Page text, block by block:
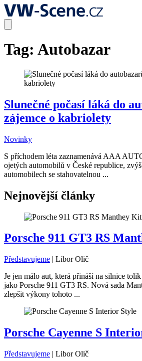
Tag: Autobazar
Slunečné počasí láká do
zájemce o kabriolety
Novinky
S příchodem léta zaznamenává AAA
ojetých automobilů v České republice,
automobilech se stahovatelnou ...
Nejnovější články
Porsche 911 GT3 RS
Představujeme | Libor Olič
Je jen málo aut, která přináší na silnice
jako Porsche 911 GT3 RS. Nová sada
zlepšit výkony tohoto ...
Porsche Cayenne S
Představujeme | Libor Olič